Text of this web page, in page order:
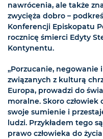
nawrócenia, ale także
zwycięża dobro –
Konferencji Episkopatu
rocznicę śmierci Edyty
Kontynentu.
„Porzucanie,
związanych z kulturą
Europa, prowadzi do
moralne. Skoro
swoje sumienie i
ludzi. Przykładem tego
prawo człowieka do